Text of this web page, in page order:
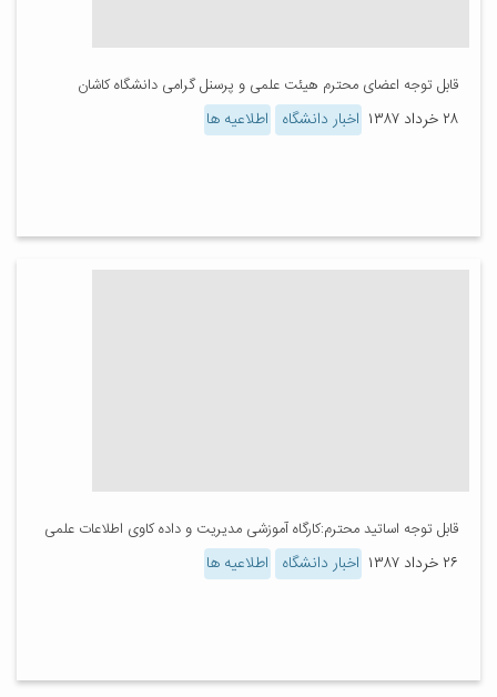
قابل توجه اعضای محترم هیئت علمی و پرسنل گرامی دانشگاه کاشان
۲۸ خرداد ۱۳۸۷ اخبار دانشگاه اطلاعیه ها
قابل توجه اساتید محترم:کارگاه آموزشی مدیریت و داده کاوی اطلاعات علمی
۲۶ خرداد ۱۳۸۷ اخبار دانشگاه اطلاعیه ها